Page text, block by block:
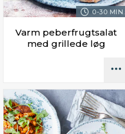
0-30 MIN.
Varm peberfrugtsalat
med grillede løg